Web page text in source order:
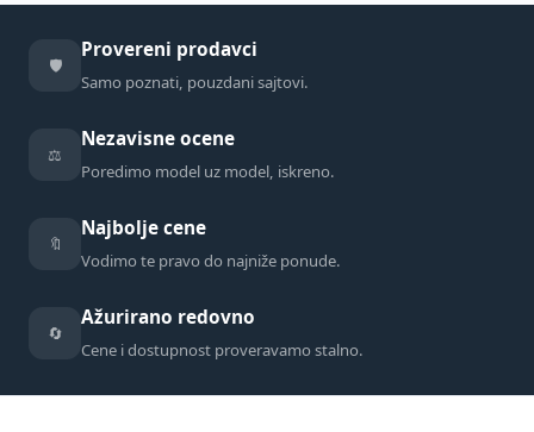
🛡️
Provereni prodavci
Samo poznati, pouzdani sajtovi.
⚖️
Nezavisne ocene
Poredimo model uz model, iskreno.
🔖
Najbolje cene
Vodimo te pravo do najniže ponude.
🔄
Ažurirano redovno
Cene i dostupnost proveravamo stalno.